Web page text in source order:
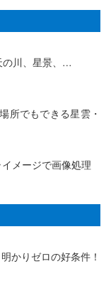
の川、星景、…
所でもできる星雲・
メージで画像処理
かりゼロの好条件！